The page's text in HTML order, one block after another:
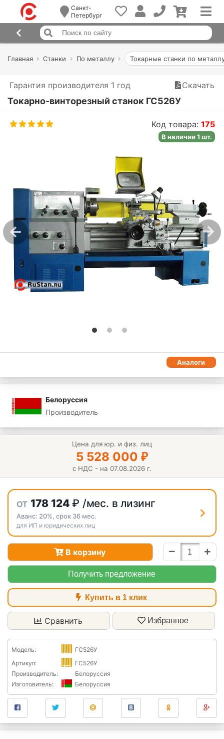
Санкт-
Петербург
Главная Станки По металлу Токарные станки по
Гарантия производителя 1 год Скачать
Токарно-винторезный станок ГС526У
Код товара:175
В наличии 1 шт.
Аналоги
Белоруссия
Производитель
Цена для юр. и физ. лиц
5 528 000 ₽
с НДС - на 07.08.2026 г.
от 178 124₽ /мес. в лизинг
Аванс: 20% , срок 36мес.
для ИП и юридических лиц
В корзину
Получить предложение
Купить в 1 клик
Сравнить Избранное
Модель:
ГС526У
Артикул:
ГС526У
Производитель:
Белоруссия
Изготовитель:
Белоруссия